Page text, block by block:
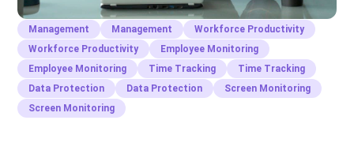
Management Management
Workforce Productivity
Workforce Productivity
Employee Monitoring
Employee Monitoring
Time Tracking
Time Tracking
Data Protection
Data Protection
Screen Monitoring
Screen Monitoring